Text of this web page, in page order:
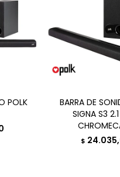
POLK
BARRA DE
SIGNA S3
$